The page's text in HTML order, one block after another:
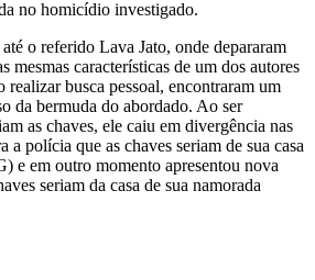
no homicídio investigado.
o referido Lava Jato, onde depararam
mesmas características de um dos autores
busca pessoal, encontraram um
da bermuda do abordado. Ao ser
as chaves, ele caiu em divergência nas
a polícia que as chaves seriam de sua casa
e em outro momento apresentou nova
seriam da casa de sua namorada